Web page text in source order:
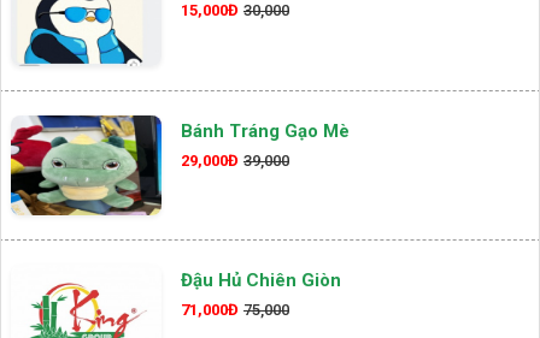
15,000Đ 30,000
Bánh Tráng Gạo Mè
29,000Đ 39,000
Đậu Hủ Chiên Giòn
71,000Đ 75,000